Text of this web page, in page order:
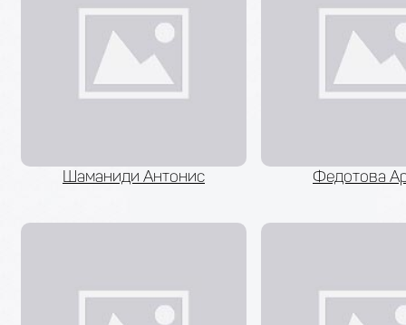
Шаманиди Антонис Федотова